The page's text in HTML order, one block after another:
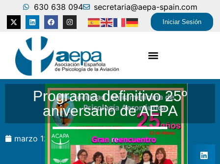
Iniciar Sesión
630 638 094 secretaria@aepa-spain.com
Programa definitivo 25º
aniversario de AEPA
marzo 12, 2024